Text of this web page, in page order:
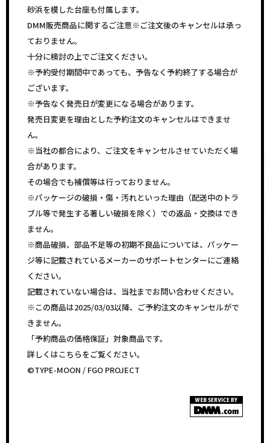
砂浜を模した台座も付属します。
DMM販売商品に関するご注意※ご注文後のキャンセルは承っ
ておりません。
十分に検討の上でご注文ください。
※予約受付期間中であっても、予告なく予約終了する場合が
ございます。
※予告なく発売日が変更になる場合があります。
発売日変更を理由とした予約注文のキャンセルはできませ
ん。
※当社の都合により、ご注文をキャンセルさせていただく場
合があります。
その場合でも補償等は行っておりません。
※パッケージの破損・傷・汚れといった理由（配送中のトラ
ブル等で発生する著しい破損を除く）での返品・交換はでき
ません。
※商品破損、部品不足等の初期不良品については、パッケー
ジ等に記載されているメーカーのサポートセンターにご連絡
ください。
記載されていない場合は、当社までお問い合わせください。
※この商品は2025/03/03以降、ご予約注文のキャンセルがで
きません。
「予約商品の価格保証」対象商品です。
詳しくはこちらをご覧ください。
©TYPE-MOON / FGO PROJECT